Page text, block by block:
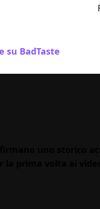
su BadTaste
uno storico
la prima volta ai